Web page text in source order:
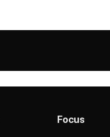
Focus